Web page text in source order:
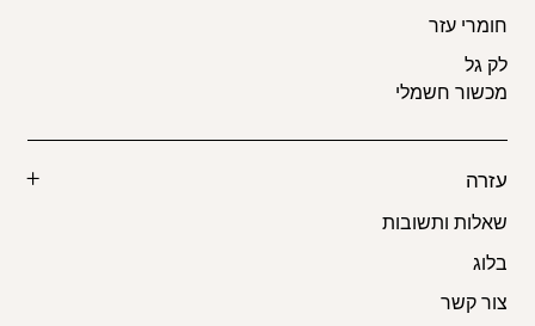
חומרי עזר
לק גל
מכשור חשמלי
עזרה
שאלות ותשובות
בלוג
צור קשר